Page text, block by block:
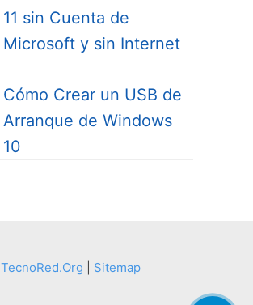
11 sin Cuenta de
Microsoft y sin Internet
Cómo Crear un USB de
Arranque de Windows
10
TecnoRed.Org Sitemap